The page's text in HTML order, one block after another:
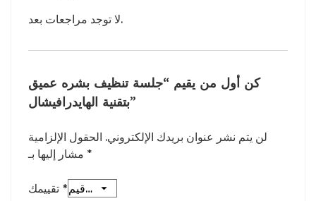
لا توجد مراجعات بعد.
كن أول من يقيم “جلسة تنظيف بشره عميق
بتقنية الهايدرافيشال”
لن يتم نشر عنوان بريدك الإلكتروني. الحقول الإلزامية
*
*